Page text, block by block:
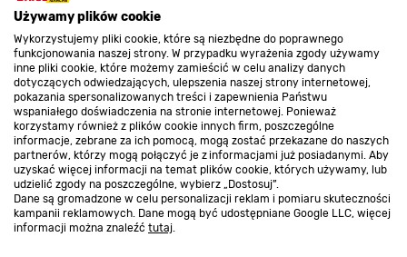
Używamy plików cookie
Wykorzystujemy pliki cookie, które są niezbędne do poprawnego
funkcjonowania naszej strony. W przypadku wyrażenia zgody używamy
inne pliki cookie, które możemy zamieścić w celu analizy danych
dotyczących odwiedzających, ulepszenia naszej strony internetowej,
pokazania spersonalizowanych treści i zapewnienia Państwu
wspaniałego doświadczenia na stronie internetowej. Ponieważ
korzystamy również z plików cookie innych firm, poszczególne
informacje, zebrane za ich pomocą, mogą zostać przekazane do naszych
partnerów, którzy mogą połączyć je z informacjami już posiadanymi. Aby
uzyskać więcej informacji na temat plików cookie, których używamy, lub
udzielić zgody na poszczególne, wybierz „Dostosuj”.
Dane są gromadzone w celu personalizacji reklam i pomiaru skuteczności
kampanii reklamowych. Dane mogą być udostępniane Google LLC, więcej
informacji można znaleźć tutaj.
O nas
Kontakt do sklepu
Strefa biznesu
Dołącz do nas